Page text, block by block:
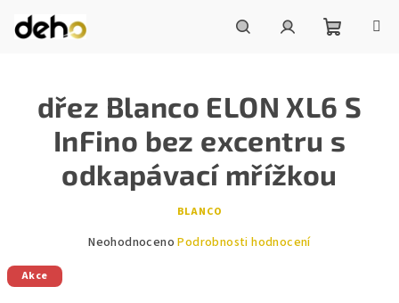
obsah
košík
dřez Blanco ELON XL6 S
InFino bez excentru s
odkapávací mřížkou
BLANCO
Průměrné
Neohodnoceno Podrobnosti hodnocení
Akce